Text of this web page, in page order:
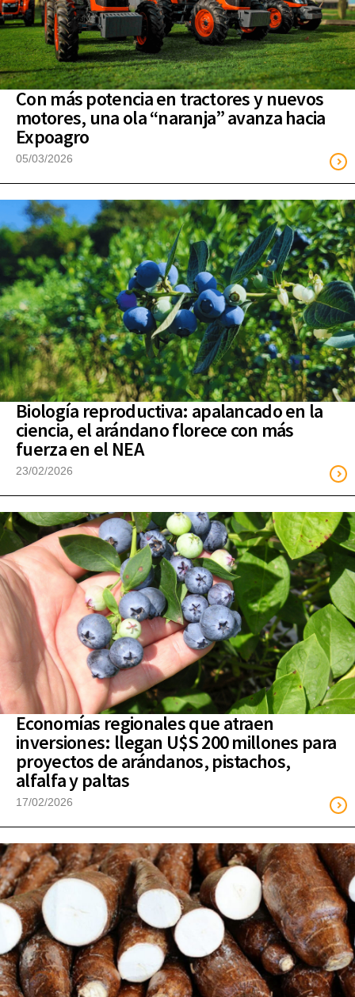
Con más potencia en tractores y nuevos
motores, una ola “naranja” avanza hacia
Expoagro
05/03/2026
Biología reproductiva: apalancado en la
ciencia, el arándano florece con más
fuerza en el NEA
23/02/2026
Economías regionales que atraen
inversiones: llegan U$S 200 millones para
proyectos de arándanos, pistachos,
alfalfa y paltas
17/02/2026